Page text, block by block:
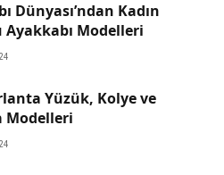
Dünyası’ndan Kadın
Ayakkabı Modelleri
Yüzük, Kolye ve
Modelleri